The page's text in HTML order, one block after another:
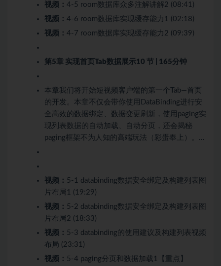
视频： 4-5 room数据库众多注解讲解2 (08:41)
视频： 4-6 room数据库实现缓存能力1 (02:18)
视频： 4-7 room数据库实现缓存能力2 (09:39)
第5章 实现首页Tab数据展示10 节 | 165分钟
本章我们将开始短视频客户端的第一个Tab—首页
的开发。本章不仅会带你使用DataBinding进行安
全高效的数据绑定、数据变更刷新，使用paging实
现列表数据的自动加载、自动分页，还会揭秘
paging框架不为人知的高端玩法（彩蛋奉上）。…
视频： 5-1 databinding数据安全绑定及构建列表图
片布局1 (19:29)
视频： 5-2 databinding数据安全绑定及构建列表图
片布局2 (18:33)
视频： 5-3 databinding的使用建议及构建列表视频
布局 (23:31)
视频： 5-4 paging分页和数据加载1【重点】